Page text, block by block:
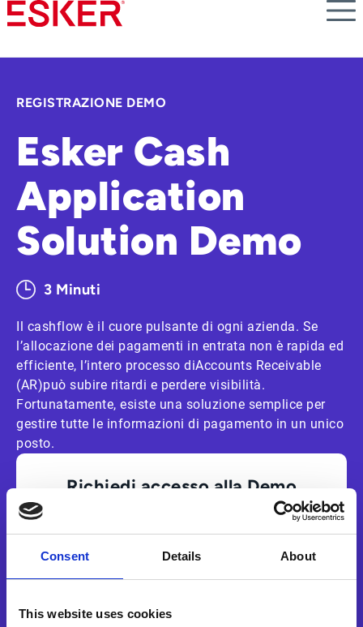
Consent Details About
This website uses cookies
Skip
to
content
REGISTRAZIONE DEMO
Esker Cash
Application
Solution Demo
3 Minuti
Il cashflow è il cuore pulsante di ogni azienda. Se
l’allocazione dei pagamenti in entrata non è rapida ed
efficiente, l’intero processo diAccounts Receivable
(AR)può subire ritardi e perdere visibilità.
Fortunatamente, esiste una soluzione semplice per
gestire tutte le informazioni di pagamento in un unico
posto.
Richiedi accesso alla Demo